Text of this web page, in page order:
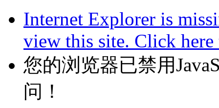
Internet Explorer is
view this site. Click
您的浏览器已禁用
问！